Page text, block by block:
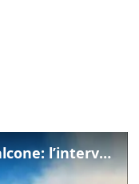
Incendio tra Duino e Monfalcone: l’intervento dei vigili del fuoco